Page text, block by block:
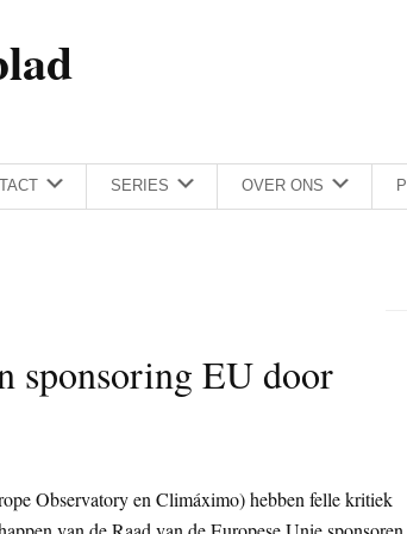
SERIES OVER ONS
sponsoring EU door
Observatory en Climáximo) hebben felle kritiek